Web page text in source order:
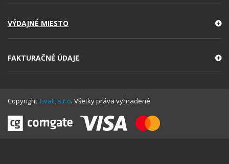
VÝDAJNÉ MIESTO
FAKTURAČNÉ ÚDAJE
CopyrightTivali, s.r.o. Všetky práva vyhradené